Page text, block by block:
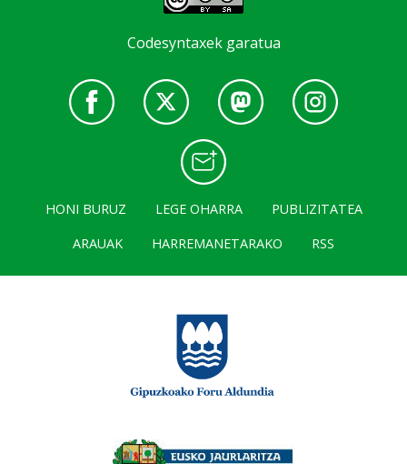
Codesyntaxek garatua
HONI BURUZ LEGE OHARRA
PUBLIZITATEA
ARAUAK
HARREMANETARAKO RSS